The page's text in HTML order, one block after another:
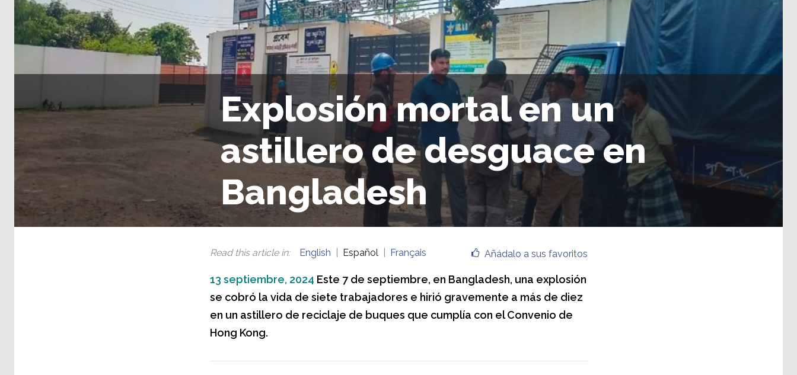
Explosión mortal en un
astillero de desguace en
Bangladesh
Añádalo a sus favoritos
Read this article in: English Español Français
13 septiembre, 2024 Este 7 de septiembre, en Bangladesh, una explosión
se cobró la vida de siete trabajadores e hirió gravemente a más de diez
en un astillero de reciclaje de buques que cumplía con el Convenio de
Hong Kong.